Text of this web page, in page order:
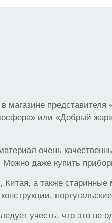
магазине представителя
или «Добрый
очень
даже купить
Китая, а также
учесть, что это не